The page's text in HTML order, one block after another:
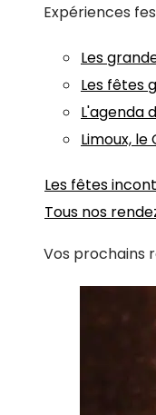
Expériences
Les
Les fêtes
L'agenda
Limoux,
Les fêtes
Tous nos
Vos prochains